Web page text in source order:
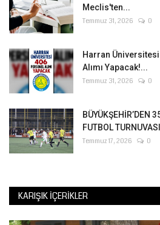
Meclis'ten...
Temmuz 31, 2026 0
Harran
Alımı Yapacak!...
Temmuz 31, 2026 0
BÜYÜKŞEHİR’DEN
FUTBOL TURNUVASI
Temmuz 17, 2026 0
KARIŞIK İÇERIKLER